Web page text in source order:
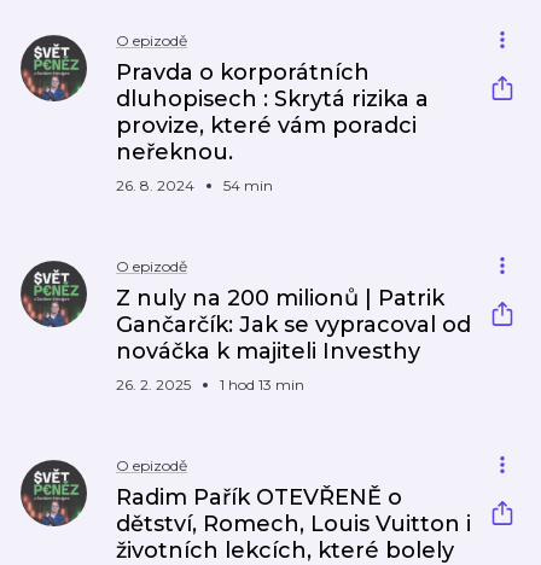
O epizodě
Pravda o korporátních
dluhopisech : Skrytá rizika a
provize, které vám poradci
neřeknou.
26. 8. 2024 54 min
O epizodě
Z nuly na 200 milionů | Patrik
Gančarčík: Jak se vypracoval od
nováčka k majiteli Investhy
26. 2. 2025 1 hod 13 min
O epizodě
Radim Pařík OTEVŘENĚ o
dětství, Romech, Louis Vuitton i
životních lekcích, které bolely